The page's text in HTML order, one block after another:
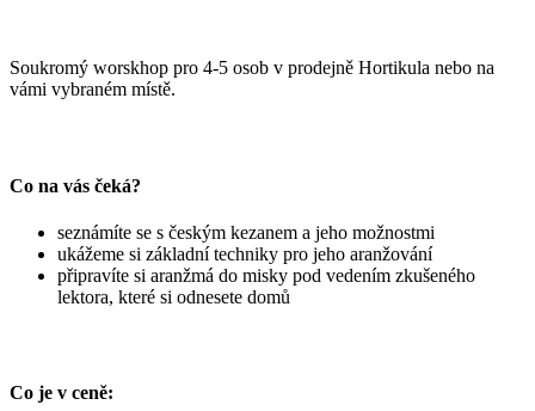
Soukromý worskhop pro 4-5 osob v prodejně Hortikula nebo na
vámi vybraném místě.
Co na vás čeká?
seznámíte se s českým kezanem a jeho možnostmi
ukážeme si základní techniky pro jeho aranžování
připravíte si aranžmá do misky pod vedením zkušeného
lektora, které si odnesete domů
Co je v ceně: